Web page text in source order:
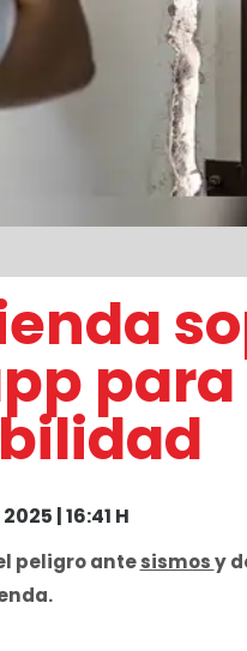
| 16:41 H
peligro antesismosy